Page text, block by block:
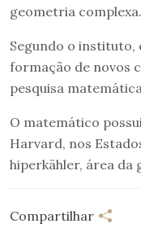
geometria complexa.
Segundo o instituto,
formação de novos
pesquisa
O matemático
Harvard, nos
hiperkähler, área da
Compartilhar